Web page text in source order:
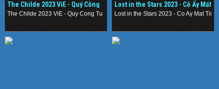
The Childe 2023 ViE - Quý Công
Tử
The Childe 2023 ViE - Quy Cong Tu
Lost in the Stars 2023 - Cô Ấy Mất
Tích
Lost in the Stars 2023 - Co Ay Mat Tich